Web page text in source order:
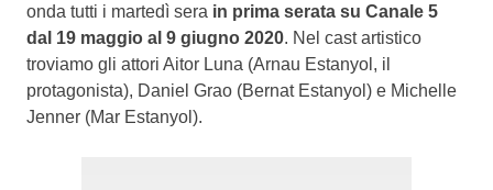
onda tutti i martedì sera in prima serata su Canale 5
dal 19 maggio al 9 giugno 2020. Nel cast artistico
troviamo gli attori Aitor Luna (Arnau Estanyol, il
protagonista), Daniel Grao (Bernat Estanyol) e Michelle
Jenner (Mar Estanyol).